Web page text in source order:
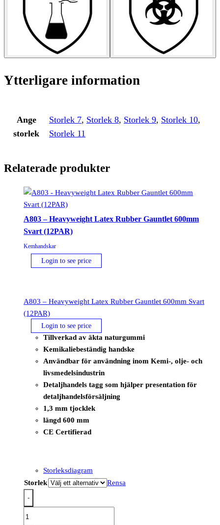
Ytterligare information
Ange
storlek
Storlek 7, Storlek 8, Storlek 9, Storlek 10,
Storlek 11
Relaterade produkter
A803 – Heavyweight Latex Rubber Gauntlet 600mm
Svart (12PAR)
Kemhandskar
Login to see price
A803 – Heavyweight Latex Rubber Gauntlet 600mm Svart
(12PAR)
Login to see price
Tillverkad av äkta naturgummi
Kemikaliebeständig handske
Användbar för användning inom Kemi-, olje- och
livsmedelsindustrin
Detaljhandels tagg som hjälper presentation för
detaljhandelsförsäljning
1,3 mm tjocklek
längd 600 mm
CE Certifierad
Storleksdiagram
Storlek
Rensa
-